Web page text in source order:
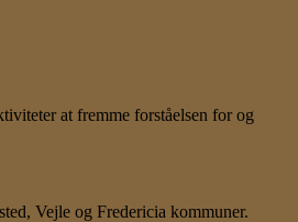
at fremme forståelsen for og
Vejle og Fredericia kommuner.